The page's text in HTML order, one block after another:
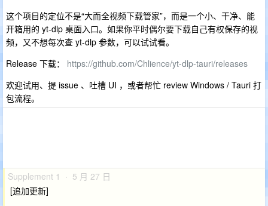
这个项目的定位不是“大而全视频下载管家”，而是一个小、干净、能
开箱用的 yt-dlp 桌面入口。如果你平时偶尔要下载自己有权保存的视
频，又不想每次查 yt-dlp 参数，可以试试看。
Release 下载： https://github.com/Chlience/yt-dlp-tauri/releases
欢迎试用、提 issue 、吐槽 UI ，或者帮忙 review Windows / Tauri 打
包流程。
Supplement 1 · 5 月 27 日
[追加更新]